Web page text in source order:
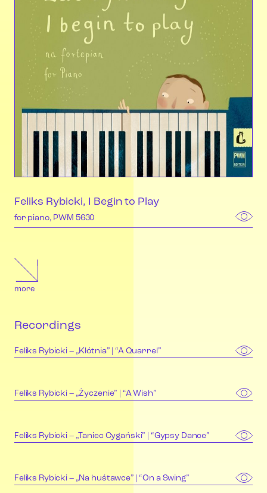
Feliks Rybicki, I Begin to Play
for piano, PWM 5630
more
Recordings
Feliks Rybicki – „Kłótnia” | “A Quarrel”
Feliks Rybicki – „Życzenie” | “A Wish”
Feliks Rybicki – „Taniec Cygański” | “Gypsy Dance”
Feliks Rybicki – „Na huśtawce” | “On a Swing”